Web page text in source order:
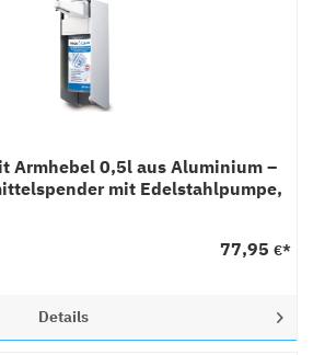
Armhebel 0,5l aus Aluminium –
mit Edelstahlpumpe,
77,95 €*
Details